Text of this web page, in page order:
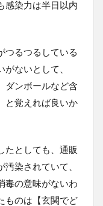
感染力は半日以内
つるつるしている
ないとして、
ダンボールなど含
と覚えれば良いか
たとしても、通販
染されていて、
毒の意味がないわ
ものは【玄関でど